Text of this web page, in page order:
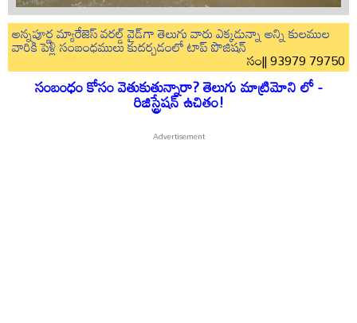
అన్నపూర్ణ మ్యారేజెస్ వరల్డ్ వైడ్‌గా తెలుగు వారు ఎక్కడున్నా అన్ని కులముల
వారికి పెళ్లి సంబంధములు కుదర్చడంలో టాప్ పొజిషన్
సం|| 93979 79750
సంబంధం కోసం వెతుకుతున్నారా? తెలుగు మాట్రిమోని లో -
రిజిస్ట్రేషన్ ఉచితం!